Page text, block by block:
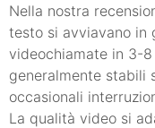
Nella nostra
testo si avviavano in
videochiamate in 3-
generalmente stabili
occasionali
La qualità video si